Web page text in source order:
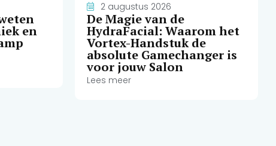
en
2 augustus 2026
De Magie van de
HydraFacial: Waarom het
Vortex-Handstuk de
absolute Gamechanger is
voor jouw Salon
Lees meer